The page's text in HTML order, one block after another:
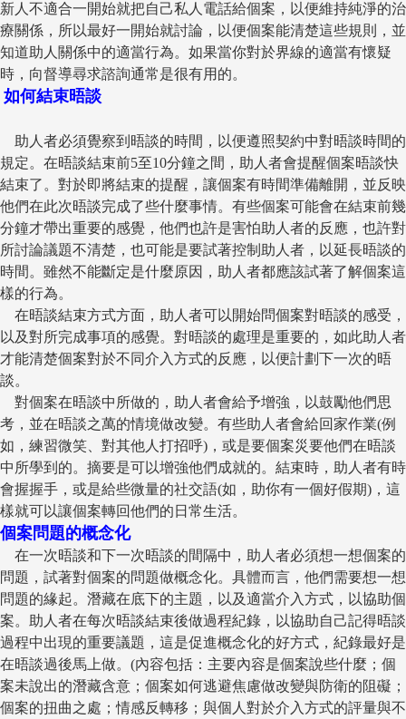
新人不適合一開始就把自己私人電話給個案，以便維持純淨的治
療關係，所以最好一開始就討論，以便個案能清楚這些規則，並
知道助人關係中的適當行為。如果當你對於界線的適當有懷疑
時，向督導尋求諮詢通常是很有用的。
如何結束晤談
助人者必須覺察到晤談的時間，以便遵照契約中對晤談時間的
規定。在晤談結束前5至10分鐘之間，助人者會提醒個案晤談快
結束了。對於即將結束的提醒，讓個案有時間準備離開，並反映
他們在此次晤談完成了些什麼事情。有些個案可能會在結束前幾
分鐘才帶出重要的感覺，他們也許是害怕助人者的反應，也許對
所討論議題不清楚，也可能是要試著控制助人者，以延長晤談的
時間。雖然不能斷定是什麼原因，助人者都應該試著了解個案這
樣的行為。
在晤談結束方式方面，助人者可以開始問個案對晤談的感受，
以及對所完成事項的感覺。對晤談的處理是重要的，如此助人者
才能清楚個案對於不同介入方式的反應，以便計劃下一次的晤
談。
對個案在晤談中所做的，助人者會給予增強，以鼓勵他們思
考，並在晤談之萬的情境做改變。有些助人者會給回家作業(例
如，練習微笑、對其他人打招呼)，或是要個案災要他們在晤談
中所學到的。摘要是可以增強他們成就的。結束時，助人者有時
會握握手，或是給些微量的社交語(如，助你有一個好假期)，這
樣就可以讓個案轉回他們的日常生活。
個案問題的概念化
在一次晤談和下一次晤談的間隔中，助人者必須想一想個案的
問題，試著對個案的問題做概念化。具體而言，他們需要想一想
問題的緣起。潛藏在底下的主題，以及適當介入方式，以協助個
案。助人者在每次晤談結束後做過程紀錄，以協助自己記得晤談
過程中出現的重要議題，這是促進概念化的好方式，紀錄最好是
在晤談過後馬上做。(內容包括：主要內容是個案說些什麼；個
案未說出的潛藏含意；個案如何逃避焦慮做改變與防衛的阻礙；
個案的扭曲之處；情感反轉移；與個人對於介入方式的評量與不